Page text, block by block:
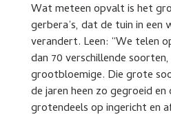
Wat meteen opvalt is het
gerbera’s, dat de tuin in een
verandert. Leen: “We telen
dan 70 verschillende
grootbloemige. Die grote
de jaren heen zo gegroeid
grotendeels op ingericht en